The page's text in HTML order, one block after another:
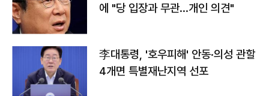
에 "당 입장과 무관…개인 의견"
李대통령, '호우피해' 안동·의성 관할
4개면 특별재난지역 선포